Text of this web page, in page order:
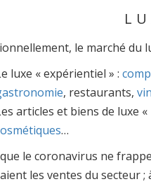
le marché du
luxe « expérientiel » :
, restaurants,
articles et biens de luxe
…
le coronavirus ne
les ventes du secteur